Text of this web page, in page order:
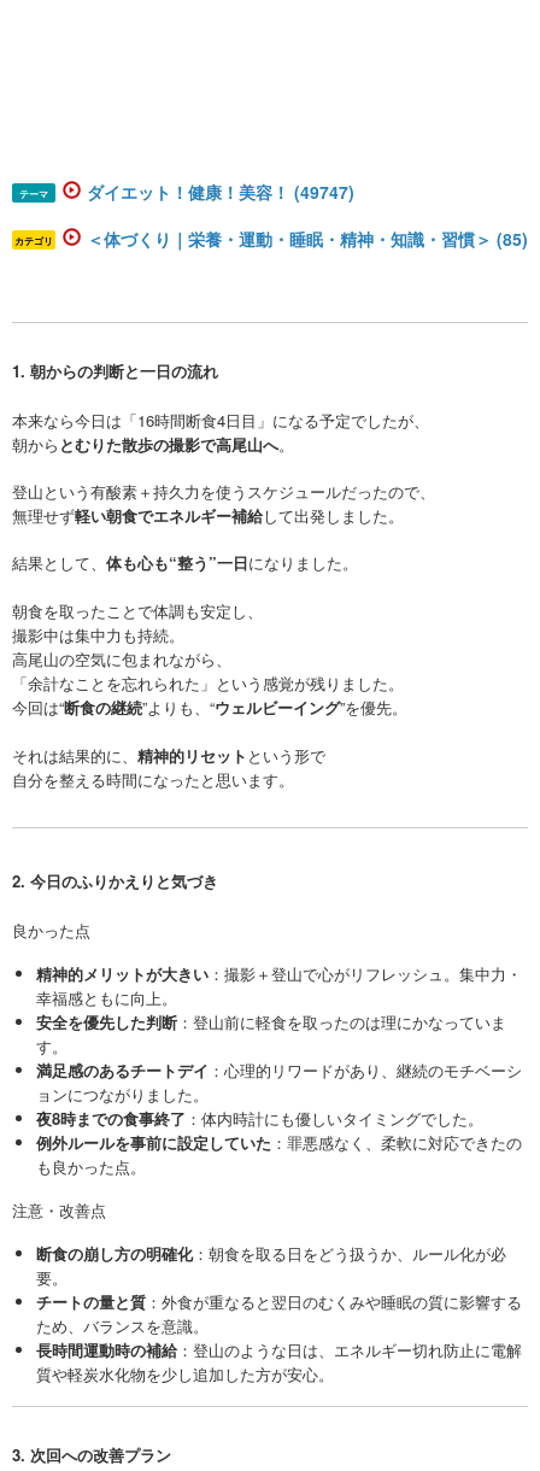
テーマ ダイエット！健康！美容！ (49747)
カテゴリ ＜体づくり｜栄養・運動・睡眠・精神・知識・習慣＞ (85)
1. 朝からの判断と一日の流れ
本来なら今日は「16時間断食4日目」になる予定でしたが、
朝から とむりた散歩の撮影で高尾山へ。
登山という有酸素＋持久力を使うスケジュールだったので、
無理せず軽い朝食でエネルギー補給して出発しました。
結果として、 体も心も“整う”一日になりました。
朝食を取ったことで体調も安定し、
撮影中は集中力も持続。
高尾山の空気に包まれながら、
「余計なことを忘れられた」という感覚が残りました。
今回は“断食の継続”よりも、“ウェルビーイング”を優先。
それは結果的に、 精神的リセット という形で
自分を整える時間になったと思います。
2. 今日のふりかえりと気づき
良かった点
精神的メリットが大きい ：撮影＋登山で心がリフレッシュ。集中力・
幸福感ともに向上。
安全を優先した判断 ：登山前に軽食を取ったのは理にかなっていま
す。
満足感のあるチートデイ ：心理的リワードがあり、継続のモチベーシ
ョンにつながりました。
夜8時までの食事終了 ：体内時計にも優しいタイミングでした。
例外ルールを事前に設定していた ：罪悪感なく、柔軟に対応できたの
も良かった点。
注意・改善点
断食の崩し方の明確化：朝食を取る日をどう扱うか、ルール化が必
要。
チートの量と質 ：外食が重なると翌日のむくみや睡眠の質に影響する
ため、バランスを意識。
長時間運動時の補給：登山のような日は、エネルギー切れ防止に電解
質や軽炭水化物を少し追加した方が安心。
3. 次回への改善プラン